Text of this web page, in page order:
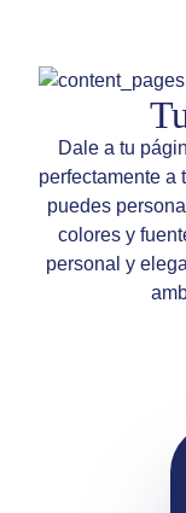
Dale a tu
perfectamente a
puedes
colores y
personal y